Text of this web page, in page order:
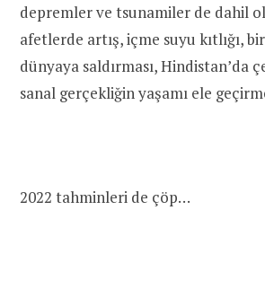
depremler ve tsunamiler de dahil
afetlerde artış, içme suyu kıtlığı,
dünyaya saldırması, Hindistan’da
sanal gerçekliğin yaşamı ele
2022 tahminleri de çöp…